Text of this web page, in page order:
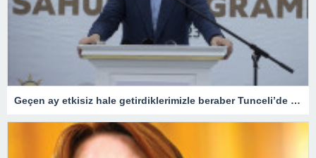
Geçen ay etkisiz hale getirdiklerimizle beraber Tunceli’de terörist kalmadı